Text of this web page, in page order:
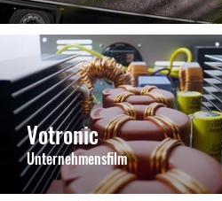
Votronic
Unternehmensfilm